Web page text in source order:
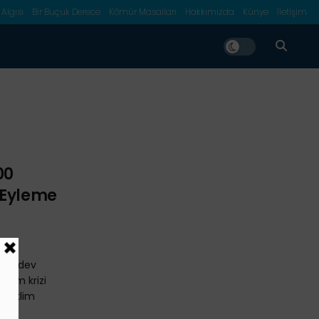
Bir Buçuk Derece Kömür Masalları Hakkımızda Künye İletişim
dev
iklim krizi
İklim